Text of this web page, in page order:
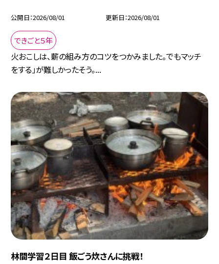
公開日 2026/08/01 更新日 2026/08/01
できごと５年
火おこしは、薪の組み方のコツをつかみました。でもマッチ
をする」が難しかったそう。...
林間学習２日目 飯ごう炊さんに挑戦！